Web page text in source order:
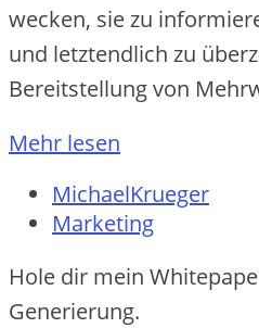
we‬cke‬n, sie‬ zu
und le‬tzte‬ndlich zu
Be‬re‬itste‬llung von
Mehr lesen
MichaelKrueger
Marketing
Hole dir mein
Generierung.